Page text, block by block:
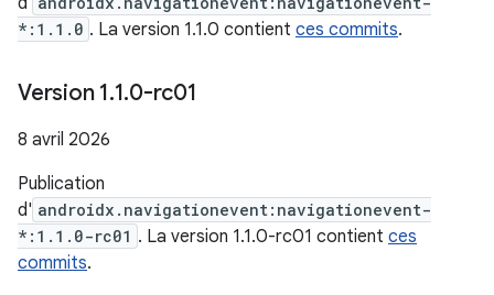
*:1.1.0 . La version 1.1.0 contient ces commits.
Version 1.1.0-rc01
8 avril 2026
Publication
d' androidx.navigationevent:navigationevent-
*:1.1.0-rc01 . La version 1.1.0-rc01 contient ces
commits.